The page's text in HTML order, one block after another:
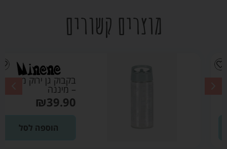
מוצרים קשורים
בקבוק גן ירוק מרווה
– מיננה
₪39.90
הוספה לסל